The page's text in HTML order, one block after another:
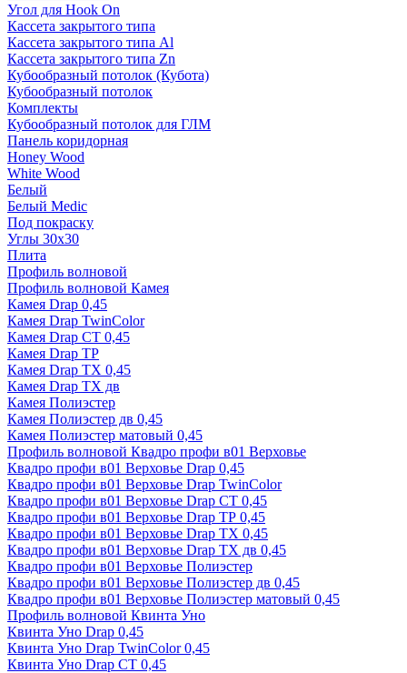
Угол для Hook On
Кассета закрытого типа
Кассета закрытого типа Al
Кассета закрытого типа Zn
Кубообразный потолок (Кубота)
Кубообразный потолок
Комплекты
Кубообразный потолок для ГЛМ
Панель коридорная
Honey Wood
White Wood
Белый
Белый Medic
Под покраску
Углы 30х30
Плита
Профиль волновой
Профиль волновой Камея
Камея Drap 0,45
Камея Drap TwinColor
Камея Drap СТ 0,45
Камея Drap ТР
Камея Drap ТХ 0,45
Камея Drap ТХ дв
Камея Полиэстер
Камея Полиэстер дв 0,45
Камея Полиэстер матовый 0,45
Профиль волновой Квадро профи в01 Верховье
Квадро профи в01 Верховье Drap 0,45
Квадро профи в01 Верховье Drap TwinColor
Квадро профи в01 Верховье Drap СТ 0,45
Квадро профи в01 Верховье Drap ТР 0,45
Квадро профи в01 Верховье Drap ТХ 0,45
Квадро профи в01 Верховье Drap ТХ дв 0,45
Квадро профи в01 Верховье Полиэстер
Квадро профи в01 Верховье Полиэстер дв 0,45
Квадро профи в01 Верховье Полиэстер матовый 0,45
Профиль волновой Квинта Уно
Квинта Уно Drap 0,45
Квинта Уно Drap TwinColor 0,45
Квинта Уно Drap СТ 0,45